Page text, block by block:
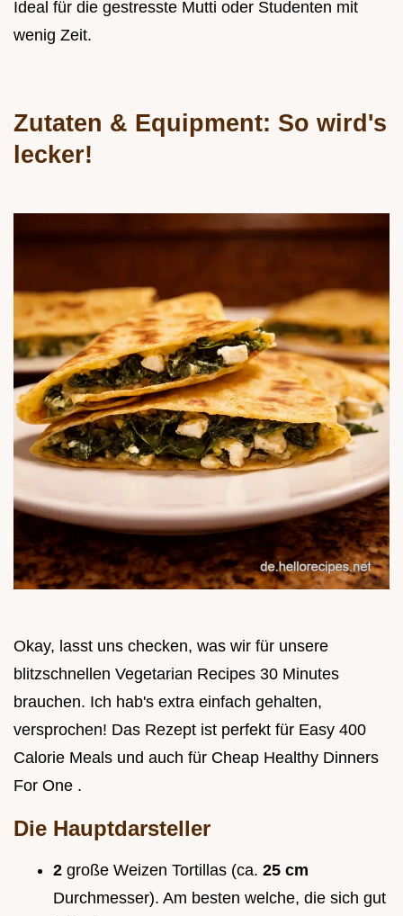
Ideal für die gestresste Mutti oder Studenten mit
wenig Zeit.
Zutaten & Equipment: So wird's
lecker!
Okay, lasst uns checken, was wir für unsere
blitzschnellen Vegetarian Recipes 30 Minutes
brauchen. Ich hab's extra einfach gehalten,
versprochen! Das Rezept ist perfekt für Easy 400
Calorie Meals und auch für Cheap Healthy Dinners
For One .
Die Hauptdarsteller
2 große Weizen Tortillas (ca. 25 cm
Durchmesser). Am besten welche, die sich gut